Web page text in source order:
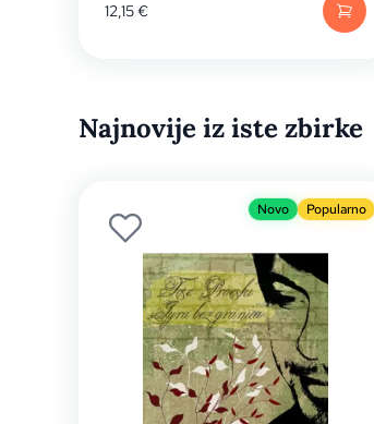
12,15€
Najnovije iz iste zbirke
Novo Popularno